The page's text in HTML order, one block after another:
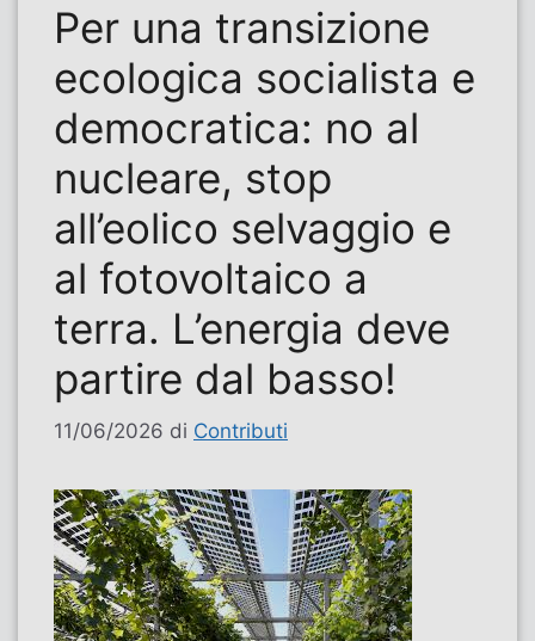
Per una transizione
ecologica socialista e
democratica: no al
nucleare, stop
all’eolico selvaggio e
al fotovoltaico a
terra. L’energia deve
partire dal basso!
11/06/2026 di Contributi